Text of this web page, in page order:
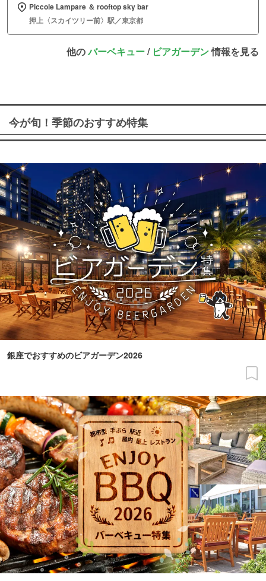
Piccole Lampare ＆ rooftop sky bar
押上〈スカイツリー前〉駅／東京都
他のバーベキュー/ ビアガーデン情報を見る
今が旬！季節のおすすめ特集
銀座でおすすめのビアガーデン2026